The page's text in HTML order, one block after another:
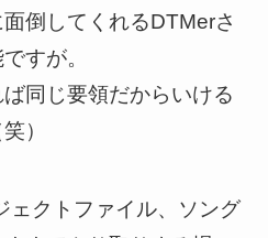
倒してくれるDTMerさ
すが。
同じ要領だからいける
）
ェクトファイル、ソング